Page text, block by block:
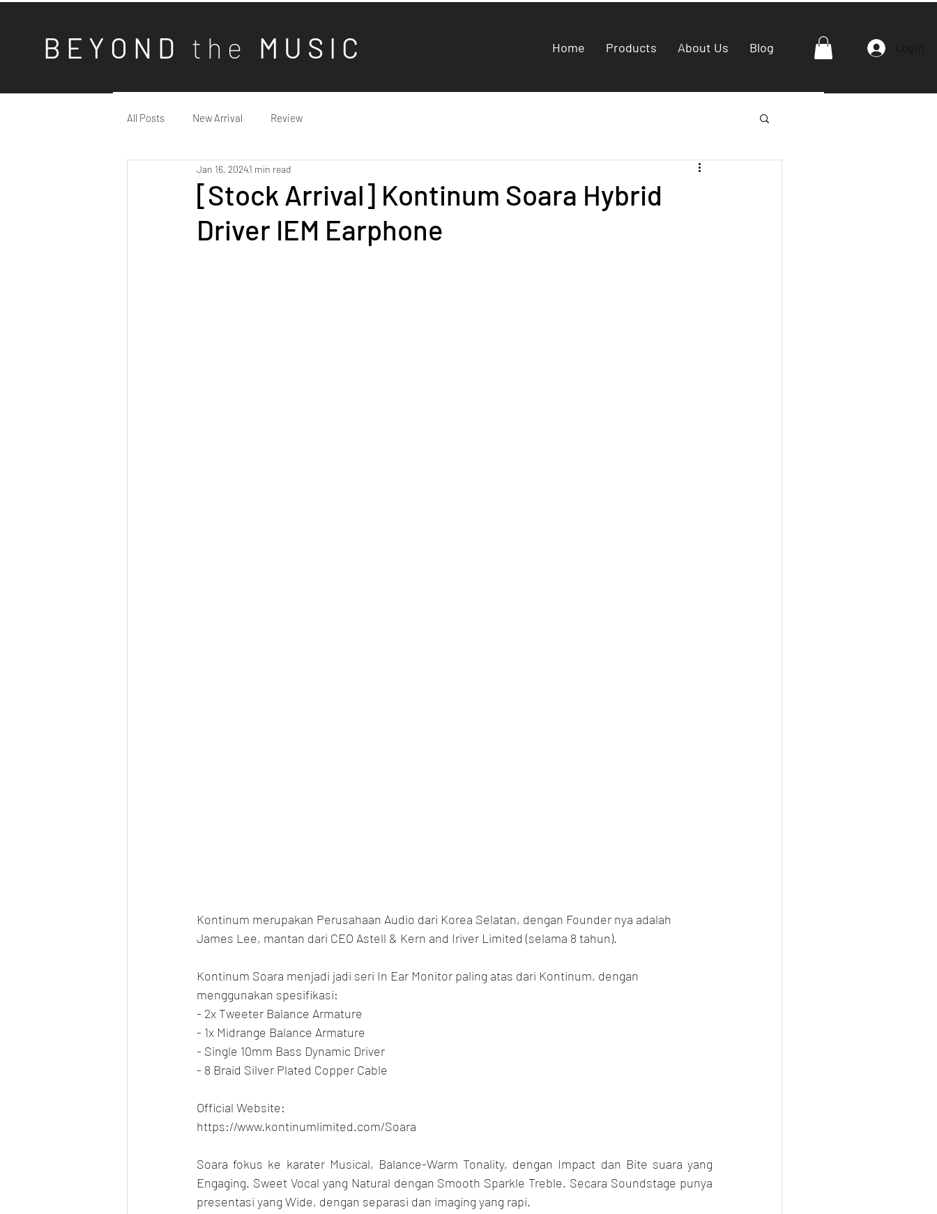
B E Y O N D t h e M U S I C Home Products About Us Blog
All Posts New Arrival Review
[Stock Arrival] Kontinum Soara Hybrid
Driver IEM Earphone
Jan 16, 20241 min read
Kontinum merupakan Perusahaan Audio dari Korea Selatan, dengan Founder nya adalah
James Lee, mantan dari CEO Astell & Kern and Iriver Limited (selama 8 tahun).
Kontinum Soara menjadi jadi seri In Ear Monitor paling atas dari Kontinum, dengan
menggunakan spesifikasi:
- 2x Tweeter Balance Armature
- 1x Midrange Balance Armature
- Single 10mm Bass Dynamic Driver
- 8 Braid Silver Plated Copper Cable
Official Website:
https://www.kontinumlimited.com/Soara
Soara fokus ke karater Musical, Balance-Warm Tonality, dengan Impact dan Bite suara yang
Engaging. Sweet Vocal yang Natural dengan Smooth Sparkle Treble. Secara Soundstage punya
presentasi yang Wide, dengan separasi dan imaging yang rapi.